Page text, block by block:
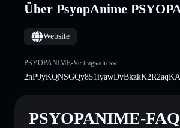
Über PsyopAnime
Website
PSYOPANIME-Vertragsadresse
PSYOPANIME-